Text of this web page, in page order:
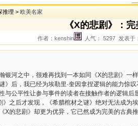
推理 > 欧美名家
《X的悲剧》：
作者：kenshin 人气： 5297 发表于
河之中，很难再找到一本如同《X的悲剧》一样
后，我已经为埃勒里·奎因拿捏逻辑的能力惊
与公平性让参与事件的读者在接触作者的逻辑
之后才发现，《希腊棺材之谜》绝对无法成为
X的悲剧》却更为优异，它已然成为完美的古典